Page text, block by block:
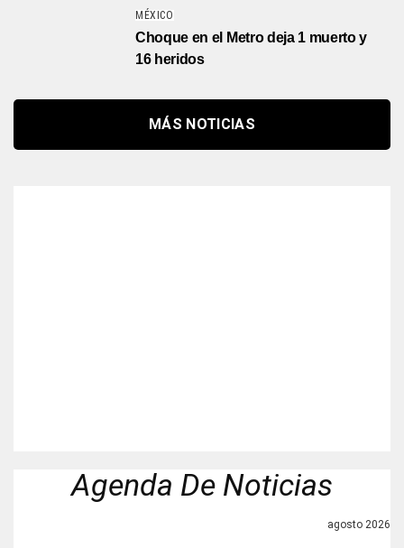
MÉXICO
Choque en el Metro deja 1 muerto y
16 heridos
MÁS NOTICIAS
Agenda De Noticias
agosto 2026